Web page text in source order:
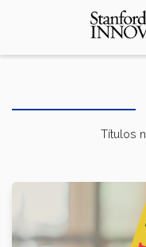
principal
Títulos